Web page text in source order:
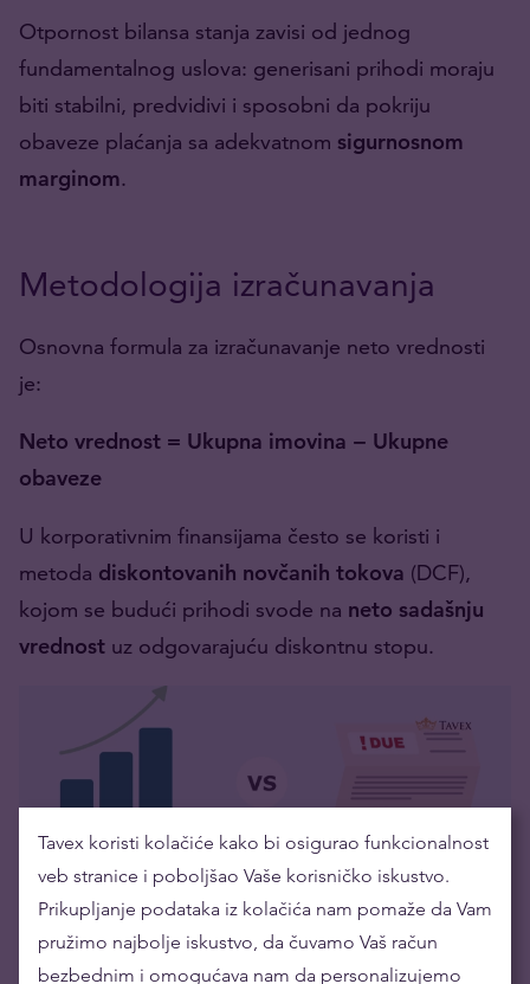
Otpornost bilansa stanja zavisi od jednog
fundamentalnog uslova: generisani prihodi moraju
biti stabilni, predvidivi i sposobni da pokriju
obaveze plaćanja sa adekvatnom sigurnosnom
marginom.
Metodologija izračunavanja
Osnovna formula za izračunavanje neto vrednosti
je:
Neto vrednost = Ukupna imovina − Ukupne
obaveze
U korporativnim finansijama često se koristi i
metoda diskontovanih novčanih tokova (DCF),
kojom se budući prihodi svode na neto sadašnju
vrednost uz odgovarajuću diskontnu stopu.
U ovom modelu, budući novčani tokovi se
Tavex koristi kolačiće kako bi osigurao funkcionalnost
veb stranice i poboljšao Vaše korisničko iskustvo.
Prikupljanje podataka iz kolačića nam pomaže da Vam
pružimo najbolje iskustvo, da čuvamo Vaš račun
bezbednim i omogućava nam da personalizujemo